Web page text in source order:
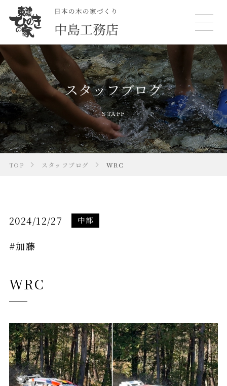
スタッフブログ
STAFF
TOP スタッフブログ WRC
2024/12/27 中部
#加藤
WRC